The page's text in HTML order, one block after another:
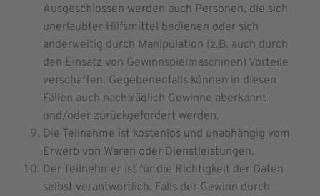
Ausgeschlossen werden auch Personen, die sich
unerlaubter Hilfsmittel bedienen oder sich
anderweitig durch Manipulation (z.B. auch durch
den Einsatz von Gewinnspielmaschinen) Vorteile
verschaffen. Gegebenenfalls können in diesen
Fällen auch nachträglich Gewinne aberkannt
und/oder zurückgefordert werden.
Die Teilnahme ist kostenlos und unabhängig vom
Erwerb von Waren oder Dienstleistungen.
Der Teilnehmer ist für die Richtigkeit der Daten
selbst verantwortlich. Falls der Gewinn durch